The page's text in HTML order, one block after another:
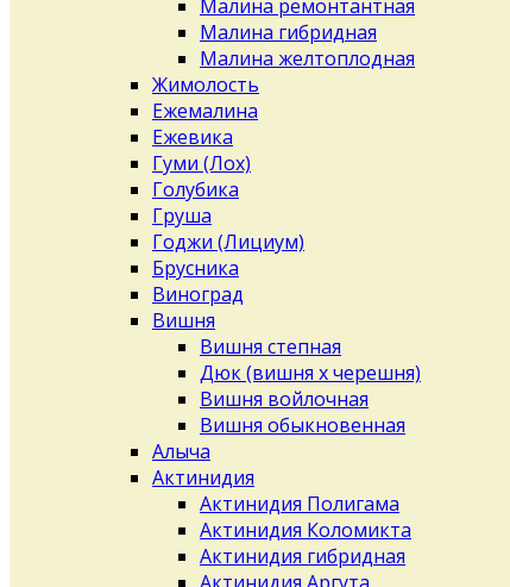
Малина ремонтантная
Малина гибридная
Малина желтоплодная
Жимолость
Ежемалина
Ежевика
Гуми (Лох)
Голубика
Груша
Годжи (Лициум)
Брусника
Виноград
Вишня
Вишня степная
Дюк (вишня х черешня)
Вишня войлочная
Вишня обыкновенная
Алыча
Актинидия
Актинидия Полигама
Актинидия Коломикта
Актинидия гибридная